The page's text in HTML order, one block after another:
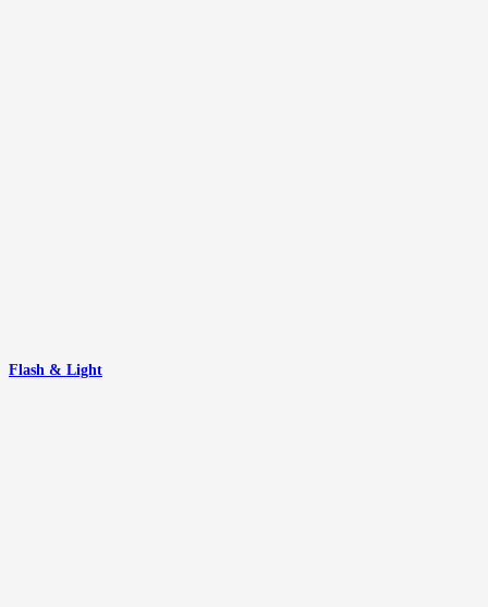
Flash & Light